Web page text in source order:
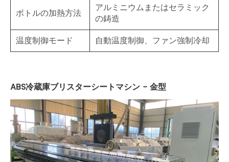
ボトルの加熱方法
アルミニウムまたはセラミック
の鋳造
温度制御モード
自動温度制御、ファン強制冷却
ABS冷蔵庫ブリスターシートマシン - 金型